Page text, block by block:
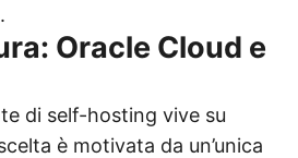
Oracle Cloud e
di self-hosting vive su
è motivata da un’unica